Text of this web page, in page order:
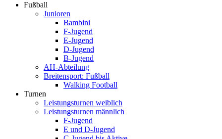
Fußball
Junioren
Bambini
F-Jugend
E-Jugend
D-Jugend
B-Jugend
AH-Abteilung
Breitensport: Fußball
Walking Football
Turnen
Leistungsturnen weiblich
Leistungsturnen männlich
F-Jugend
E und D-Jugend